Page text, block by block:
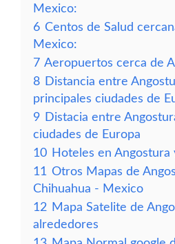
Mexico:
6 Centos de Salud
Mexico:
7 Aeropuertos cerca de
8 Distancia entre
principales ciudades de
9 Distacia entre
ciudades de Europa
10 Hoteles en Angostura
11 Otros Mapas de
Chihuahua - Mexico
12 Mapa Satelite de
alrededores